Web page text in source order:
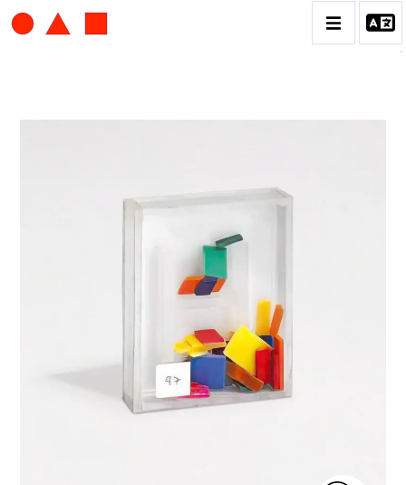
BIOGRAPHIE
CATALOGUE DES OEUVRES
CONTACT